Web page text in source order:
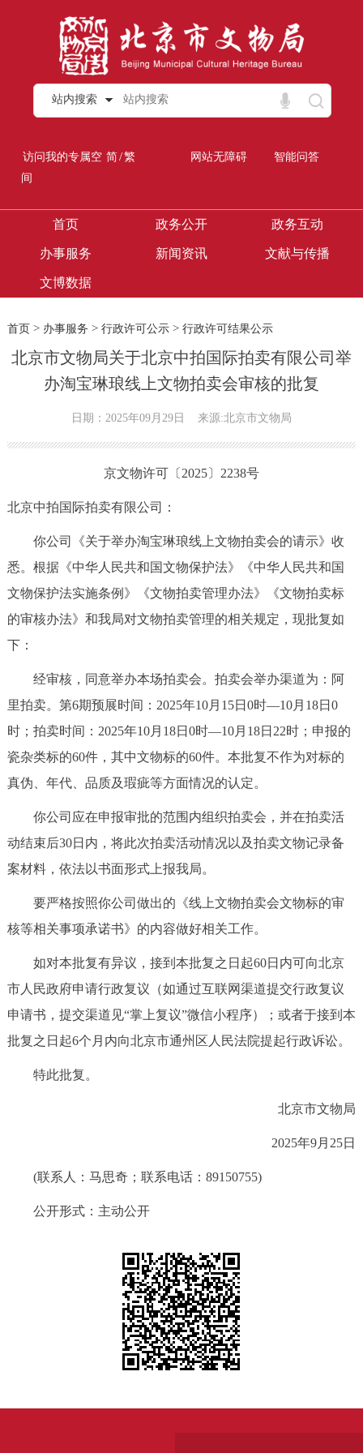
站内搜索
访问我的专属空
间
简/繁 网站无障碍 智能问答
首页 政务公开 政务互动
办事服务 新闻资讯 文献与传播
文博数据
首页> 办事服务 > 行政许可公示> 行政许可结果公示
北京市文物局关于北京中拍国际拍卖有限公司举
办淘宝琳琅线上文物拍卖会审核的批复
日期：2025年09月29日 来源:北京市文物局
京文物许可〔2025〕2238号
北京中拍国际拍卖有限公司：
你公司《关于举办淘宝琳琅线上文物拍卖会的请示》收
悉。根据《中华人民共和国文物保护法》《中华人民共和国
文物保护法实施条例》《文物拍卖管理办法》《文物拍卖标
的审核办法》和我局对文物拍卖管理的相关规定，现批复如
下：
经审核，同意举办本场拍卖会。拍卖会举办渠道为：阿
里拍卖。第6期预展时间：2025年10月15日0时—10月18日0
时；拍卖时间：2025年10月18日0时—10月18日22时；申报的
瓷杂类标的60件，其中文物标的60件。本批复不作为对标的
真伪、年代、品质及瑕疵等方面情况的认定。
你公司应在申报审批的范围内组织拍卖会，并在拍卖活
动结束后30日内，将此次拍卖活动情况以及拍卖文物记录备
案材料，依法以书面形式上报我局。
要严格按照你公司做出的《线上文物拍卖会文物标的审
核等相关事项承诺书》的内容做好相关工作。
如对本批复有异议，接到本批复之日起60日内可向北京
市人民政府申请行政复议（如通过互联网渠道提交行政复议
申请书，提交渠道见“掌上复议”微信小程序）；或者于接到本
批复之日起6个月内向北京市通州区人民法院提起行政诉讼。
特此批复。
北京市文物局
2025年9月25日
(联系人：马思奇；联系电话：89150755)
公开形式：主动公开